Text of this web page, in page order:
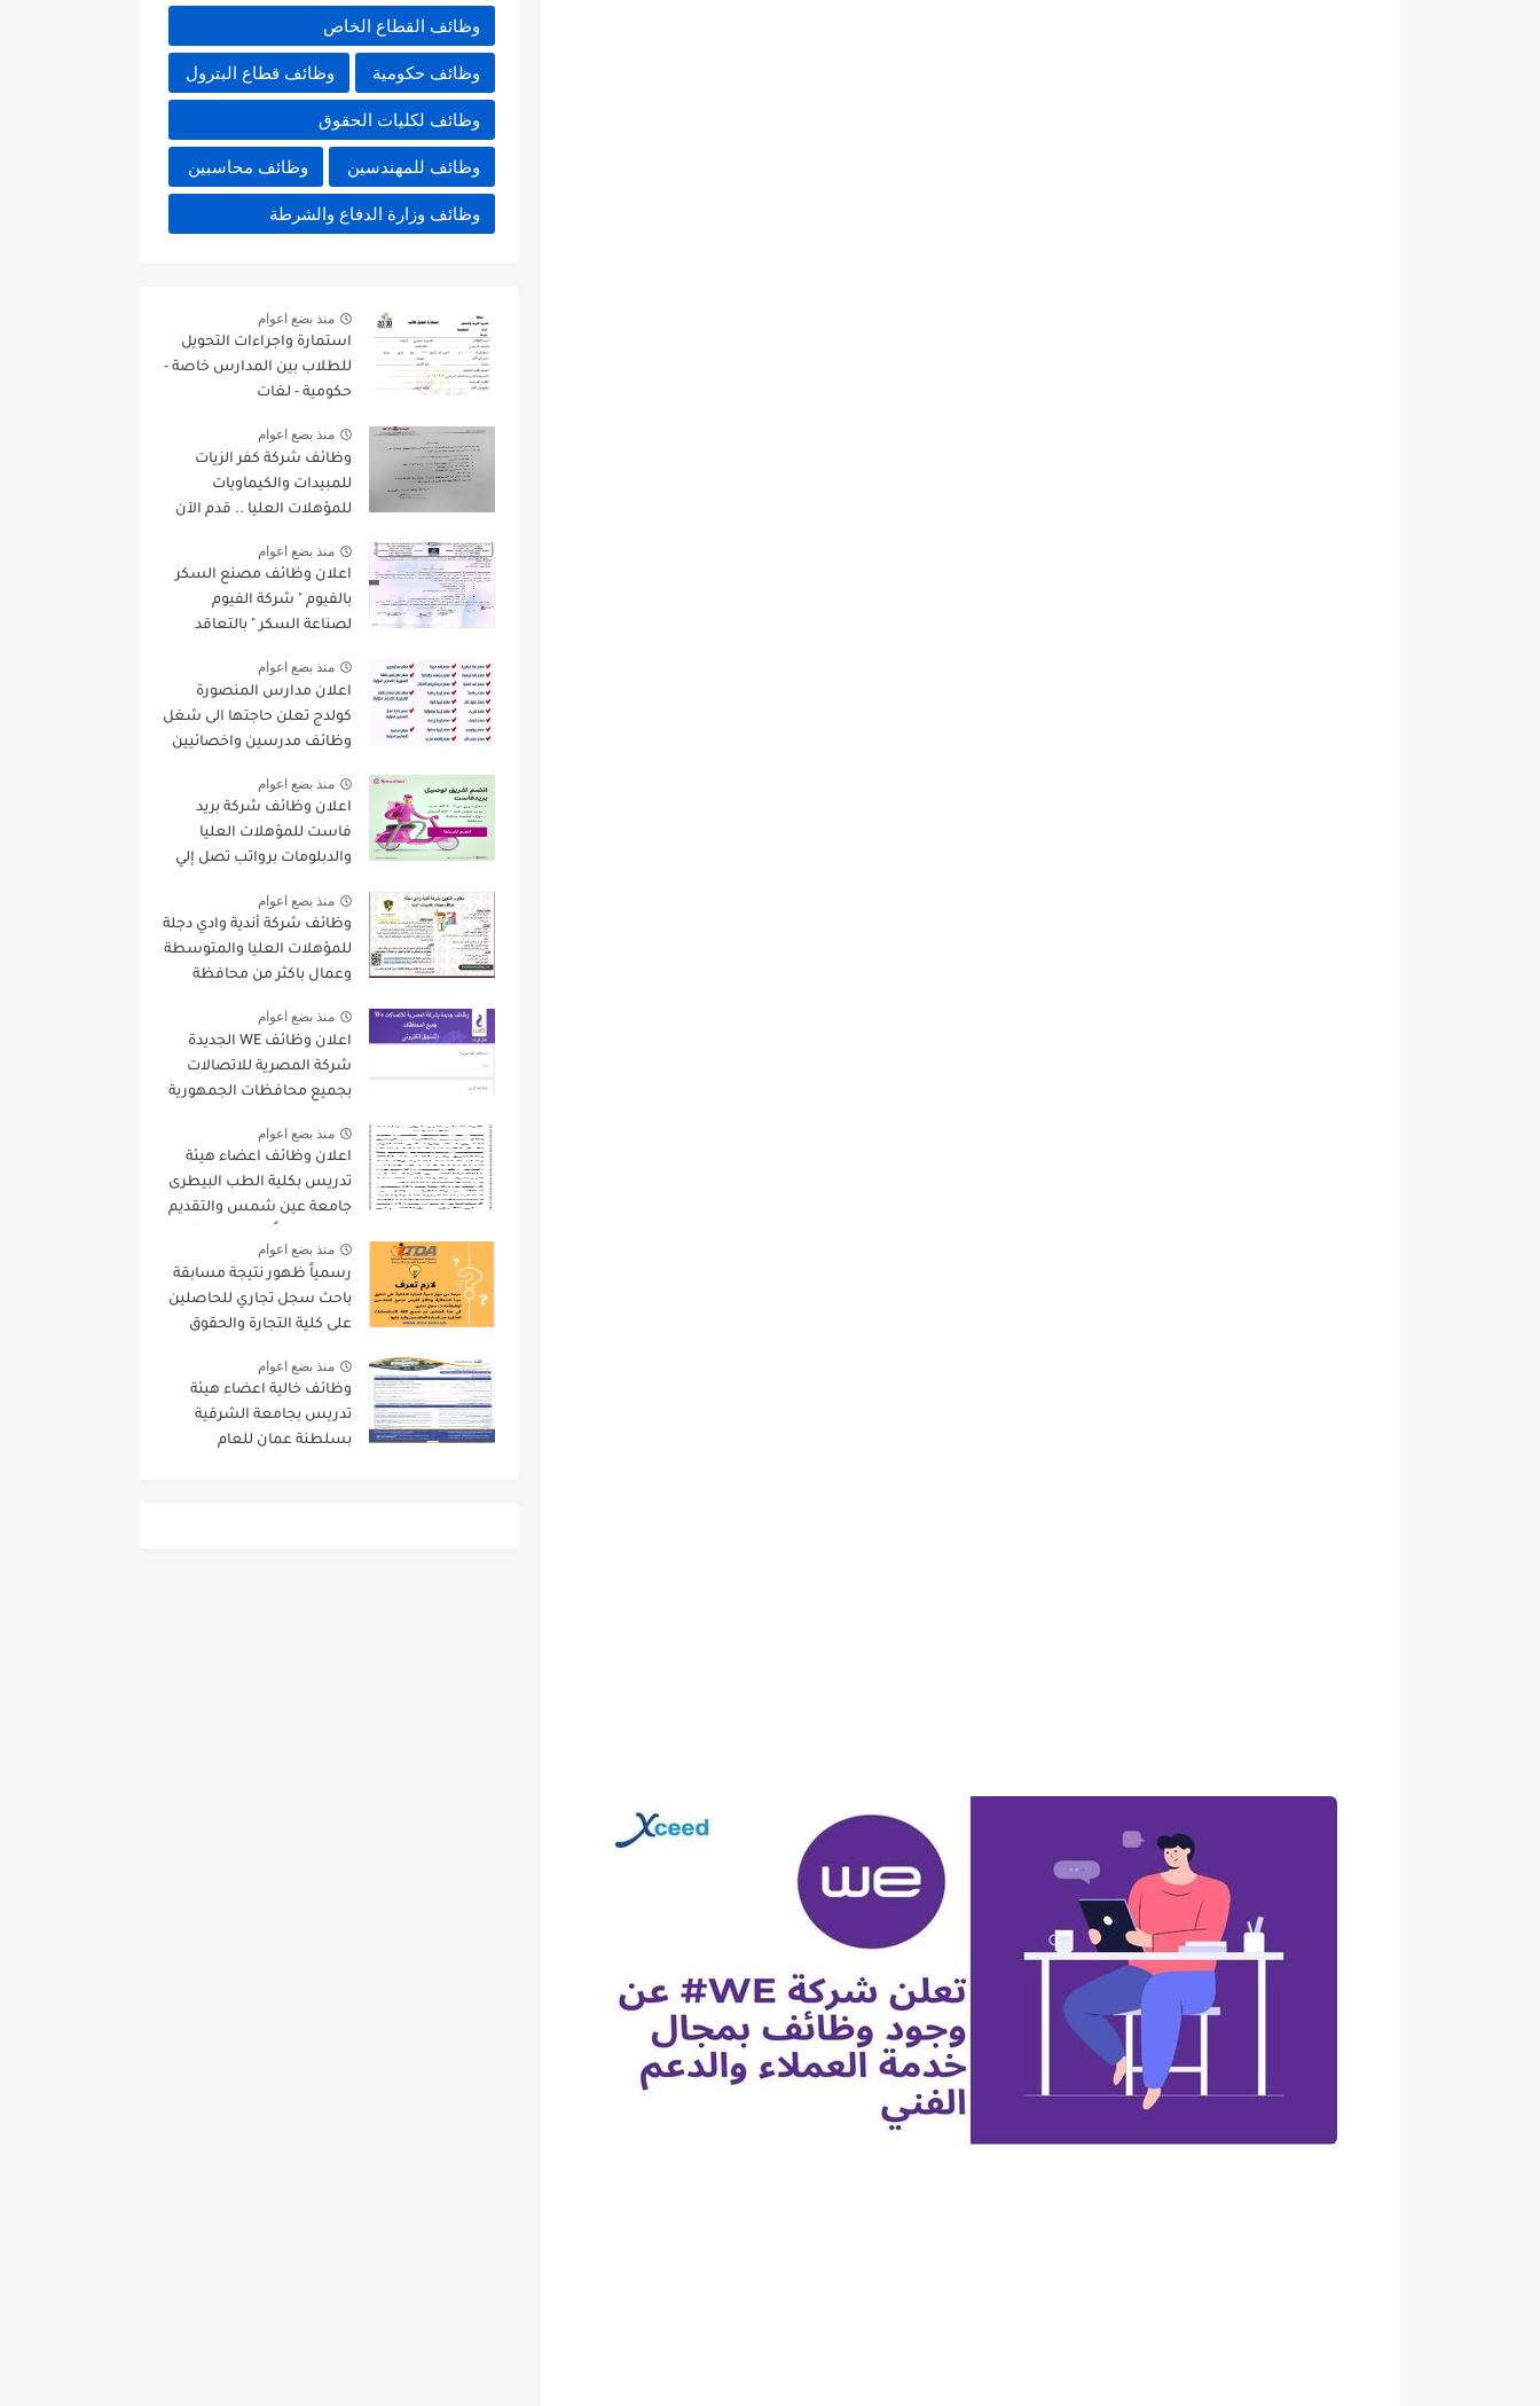
وظائف القطاع الخاص
وظائف حكومية وظائف قطاع البترول
وظائف لكليات الحقوق
وظائف للمهندسين وظائف محاسبين
وظائف وزارة الدفاع والشرطة
منذ بضع اعوام
استمارة واجراءات التحويل
للطلاب بين المدارس خاصة -
حكومية - لغات
منذ بضع اعوام
وظائف شركة كفر الزيات
للمبيدات والكيماويات
للمؤهلات العليا .. قدم الآن
منذ بضع اعوام
اعلان وظائف مصنع السكر
بالفيوم " شركة الفيوم
لصناعة السكر " بالتعاقد
منذ بضع اعوام
اعلان مدارس المنصورة
كولدج تعلن حاجتها الى شغل
وظائف مدرسين واخصائيين
التخصصات للعام الدراسى
الجديد 2022 / 2023
منذ بضع اعوام
اعلان وظائف شركة بريد
فاست للمؤهلات العليا
والدبلومات برواتب تصل إلي
منذ بضع اعوام
وظائف شركة أندية وادي دجلة
للمؤهلات العليا والمتوسطة
وعمال باكثر من محافظة
منذ بضع اعوام
اعلان وظائف WE الجديدة
شركة المصرية للاتصالات
بجميع محافظات الجمهورية
منذ بضع اعوام
اعلان وظائف اعضاء هيئة
تدريس بكلية الطب البيطرى
جامعة عين شمس والتقديم
الاعلان
منذ بضع اعوام
رسمياً ظهور نتيجة مسابقة
باحث سجل تجاري للحاصلين
على كلية التجارة والحقوق
الهامة بخصوص المسابقة
منذ بضع اعوام
وظائف خالية اعضاء هيئة
تدريس بجامعة الشرقية
بسلطنة عمان للعام